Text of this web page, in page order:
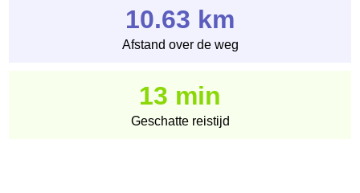
10.63 km
Afstand over de weg
13 min
Geschatte reistijd